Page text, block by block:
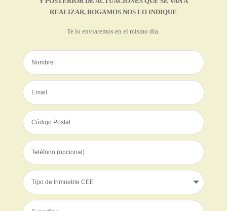
REALIZAR, ROGAMOS NOS LO INDIQUE
Te lo enviaremos en el mismo dia.